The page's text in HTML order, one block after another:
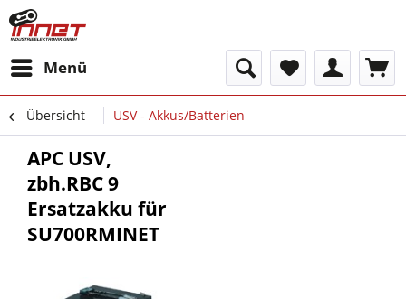
Menü
Übersicht USV - Akkus/Batterien
APC USV,
zbh.RBC 9
Ersatzakku für
SU700RMINET